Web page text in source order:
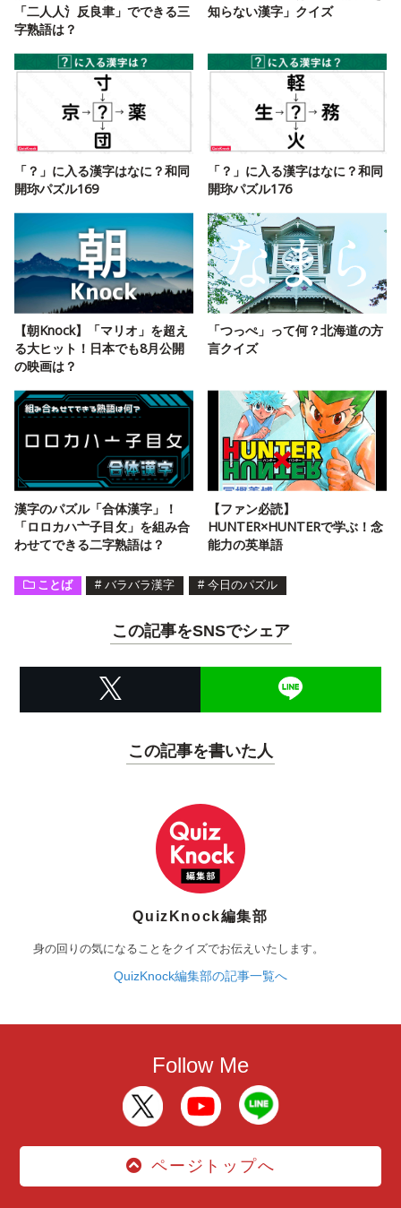
「二人人氵反良聿」でできる三
字熟語は？
知らない漢字」クイズ
「？」に入る漢字はなに？和同
開珎パズル169
「？」に入る漢字はなに？和同
開珎パズル176
【朝Knock】「マリオ」を超え
る大ヒット！日本でも8月公開
の映画は？
「つっぺ」って何？北海道の方
言クイズ
漢字のパズル「合体漢字」！
「ロロカハ亠子目攵」を組み合
わせてできる二字熟語は？
【ファン必読】
HUNTER×HUNTERで学ぶ！念
能力の英単語
ことば # バラバラ漢字 # 今日のパズル
この記事をSNSでシェア
この記事を書いた人
QuizKnock編集部
身の回りの気になることをクイズでお伝えいたします。
QuizKnock編集部の記事一覧へ
Follow Me
ページトップへ